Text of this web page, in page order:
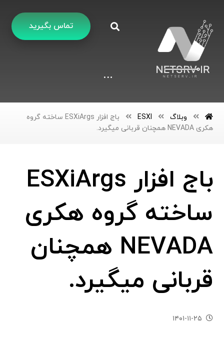
تماس بگیرید
وبلاگ ESXI
باج افزار ESXiArgs ساخته گروه
هکری NEVADA همچنان قربانی میگیرد.
باج افزار ESXiArgs
ساخته گروه هکری
NEVADA همچنان
قربانی میگیرد.
۱۴۰۱-۱۱-۲۵